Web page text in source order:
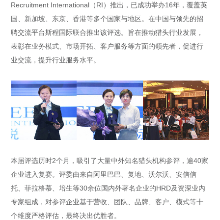
Recruitment International（RI）推出，已成功举办16年，覆盖英
国、新加坡、东京、香港等多个国家与地区。在中国与领先的招
聘交流平台斯程国际联合推出该评选。旨在推动猎头行业发展，
表彰在业务模式、市场开拓、客户服务等方面的领先者，促进行
业交流，提升行业服务水平。
本届评选历时2个月，吸引了大量中外知名猎头机构参评，逾40家
企业进入复赛。评委由来自阿里巴巴、复地、沃尔沃、安信信
托、菲拉格慕、培生等30余位国内外著名企业的HRD及资深业内
专家组成，对参评企业基于营收、团队、品牌、客户、模式等十
个维度严格评估，最终决出优胜者。